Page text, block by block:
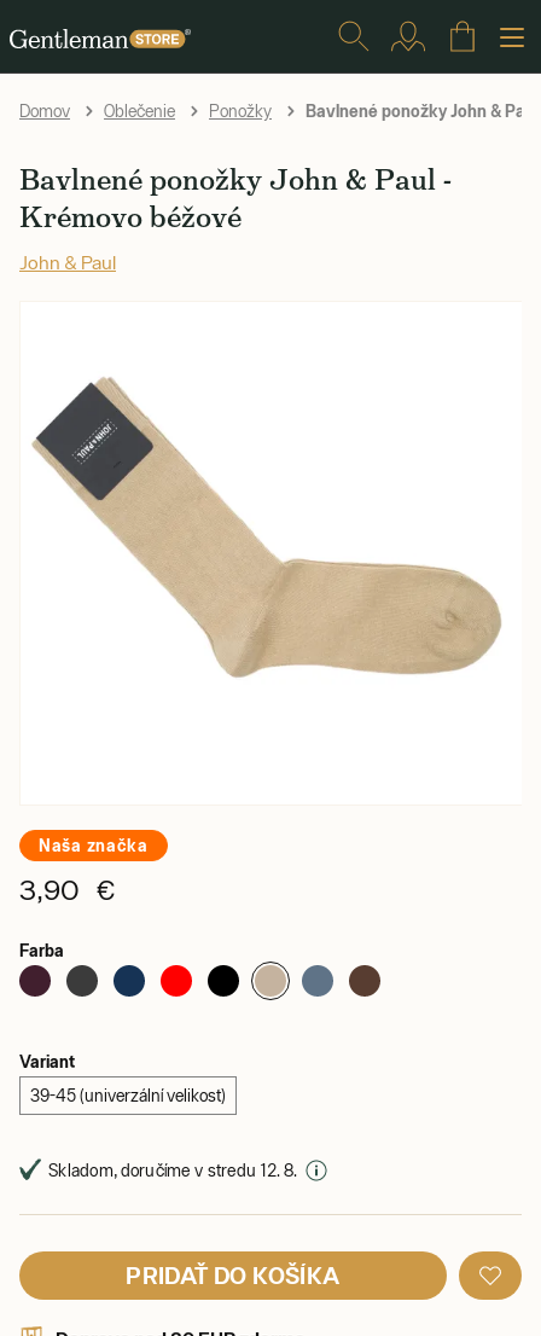
Domov Oblečenie Ponožky Bavlnené ponožky John &
Bavlnené ponožky John & Paul -
Krémovo béžové
John & Paul
Naša značka
3,90 €
Farba
Variant
39-45 (univerzální velikost)
Skladom, doručíme v stredu 12. 8.
PRIDAŤ DO KOŠÍKA